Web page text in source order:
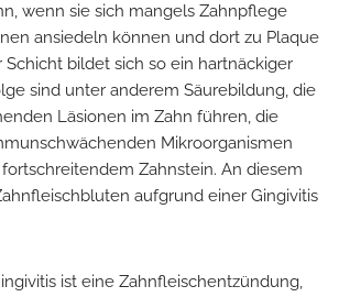
wenn sie sich mangels Zahnpflege
ansiedeln können und dort zu Plaque
bildet sich so ein hartnäckiger
sind unter anderem Säurebildung, die
Läsionen im Zahn führen, die
Mikroorganismen
Zahnstein. An diesem
aufgrund einer Gingivitis
ist eine Zahnfleischentzündung,